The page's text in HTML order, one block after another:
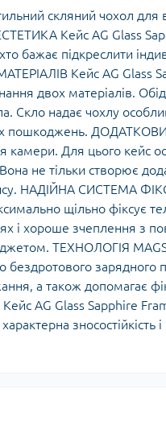
скляний чохол для
Кейс AG Glass
бажає підкреслити
Кейс AG Glass
двох матеріалів.
Скло надає чохлу
пошкоджень.
камери. Для цього кейс
не тільки створює
НАДІЙНА СИСТЕМА
щільно фіксує
і хороше зчеплення з
ТЕХНОЛОГІЯ
бездротового
а також допомагає
AG Glass Sapphire
зносостійкість